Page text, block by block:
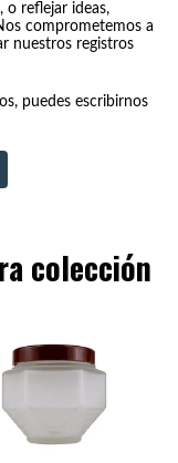
o reflejar ideas,
comprometemos a
nuestros registros
puedes escribirnos
colección